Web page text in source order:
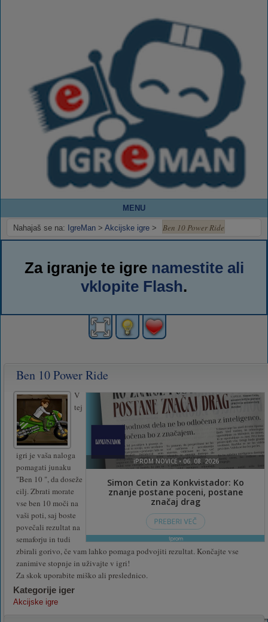
MENU
Nahajaš se na: IgreMan > Akcijske igre > Ben 10 Power Ride
Za igranje te igre namestite ali
vklopite Flash.
Ben 10 Power Ride
V
tej
igri je vaša naloga
pomagati junaku
"Ben 10 ", da doseže
cilj. Zbrati morate
vse ben 10 moči na
vaši poti, saj boste
povečali rezultat na
semaforju in tudi
zbirali gorivo, če vam lahko pomaga podvojiti rezultat. Končajte vse
zanimive stopnje in uživajte v igri!
Za skok uporabite miško ali preslednico.
Kategorije iger
Akcijske igre